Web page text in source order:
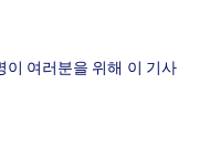
이 여러분을 위해 이 기사